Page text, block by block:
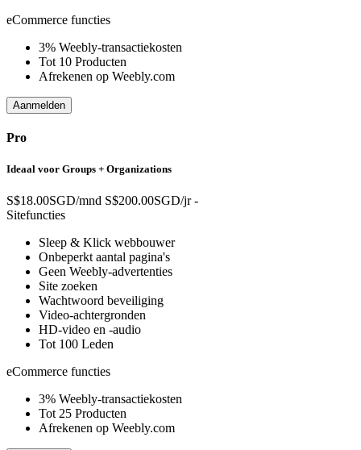
eCommerce functies
3% Weebly-transactiekosten
Tot 10 Producten
Afrekenen op Weebly.com
Aanmelden
Pro
Ideaal voor Groups + Organizations
S$18.00SGD/mnd S$200.00SGD/jr-
Sitefuncties
Sleep & Klick webbouwer
Onbeperkt aantal pagina's
Geen Weebly-advertenties
Site zoeken
Wachtwoord beveiliging
Video-achtergronden
HD-video en -audio
Tot 100 Leden
eCommerce functies
3% Weebly-transactiekosten
Tot 25 Producten
Afrekenen op Weebly.com